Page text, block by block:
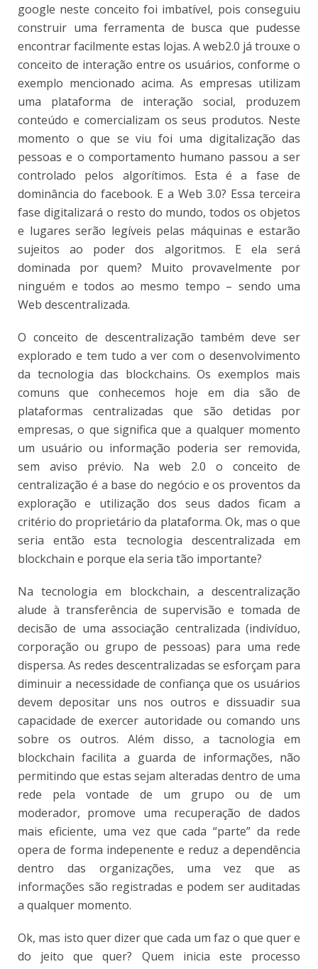
google neste conceito foi imbatível, pois conseguiu
construir uma ferramenta de busca que pudesse
encontrar facilmente estas lojas. A web2.0 já trouxe o
conceito de interação entre os usuários, conforme o
exemplo mencionado acima. As empresas utilizam
uma plataforma de interação social, produzem
conteúdo e comercializam os seus produtos. Neste
momento o que se viu foi uma digitalização das
pessoas e o comportamento humano passou a ser
controlado pelos algorítimos. Esta é a fase de
dominância do facebook. E a Web 3.0? Essa terceira
fase digitalizará o resto do mundo, todos os objetos
e lugares serão legíveis pelas máquinas e estarão
sujeitos ao poder dos algoritmos. E ela será
dominada por quem? Muito provavelmente por
ninguém e todos ao mesmo tempo – sendo uma
Web descentralizada.
O conceito de descentralização também deve ser
explorado e tem tudo a ver com o desenvolvimento
da tecnologia das blockchains. Os exemplos mais
comuns que conhecemos hoje em dia são de
plataformas centralizadas que são detidas por
empresas, o que significa que a qualquer momento
um usuário ou informação poderia ser removida,
sem aviso prévio. Na web 2.0 o conceito de
centralização é a base do negócio e os proventos da
exploração e utilização dos seus dados ficam a
critério do proprietário da plataforma. Ok, mas o que
seria então esta tecnologia descentralizada em
blockchain e porque ela seria tão importante?
Na tecnologia em blockchain, a descentralização
alude à transferência de supervisão e tomada de
decisão de uma associação centralizada (indivíduo,
corporação ou grupo de pessoas) para uma rede
dispersa. As redes descentralizadas se esforçam para
diminuir a necessidade de confiança que os usuários
devem depositar uns nos outros e dissuadir sua
capacidade de exercer autoridade ou comando uns
sobre os outros. Além disso, a tacnologia em
blockchain facilita a guarda de informações, não
permitindo que estas sejam alteradas dentro de uma
rede pela vontade de um grupo ou de um
moderador, promove uma recuperação de dados
mais eficiente, uma vez que cada “parte” da rede
opera de forma indepenente e reduz a dependência
dentro das organizações, uma vez que as
informações são registradas e podem ser auditadas
a qualquer momento.
Ok, mas isto quer dizer que cada um faz o que quer e
do jeito que quer? Quem inicia este processo